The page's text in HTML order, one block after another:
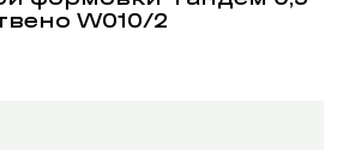
W010/2